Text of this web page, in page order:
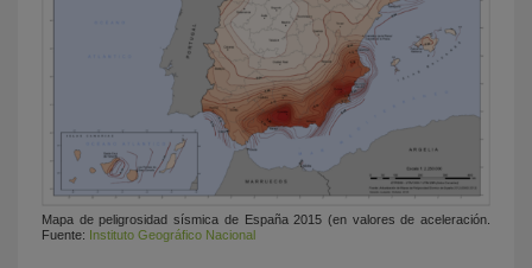
Mapa de peligrosidad sísmica de España 2015 (en valores de aceleración.
Fuente: Instituto Geográfico Nacional